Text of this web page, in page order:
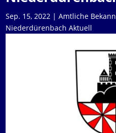
Sep. 15, 2022 | Amtliche
Niederdürenbach Aktuell